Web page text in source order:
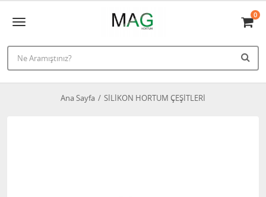
0
Ana Sayfa SİLİKON HORTUM ÇEŞİTLERİ